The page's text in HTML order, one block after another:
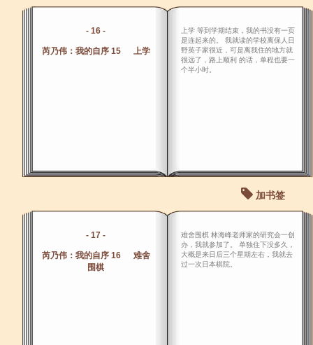
- 16 -
芮乃伟：我的自序 15 上学
上学 等到学期结束，我的书没有一页
是连起来的。 我就读的学校离保人日
野英子家很近，可是离我住的地方就
很远了，路上顺利 的话，单程也要一
个半小时。
加书签
- 17 -
芮乃伟：我的自序 16 难舍
围棋
难舍围棋 林海峰老师家的研究会一创
办，我就参加了。 单独住下没多久，
大概是来日后三个星期左右，我就去
过一次日本棋院。